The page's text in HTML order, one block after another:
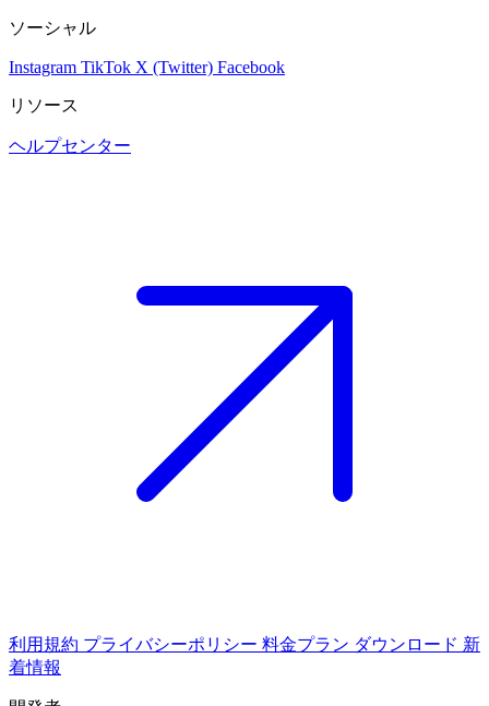
ソーシャル
Instagram TikTok X (Twitter) Facebook
リソース
ヘルプセンター
利用規約 プライバシーポリシー 料金プラン ダウンロード 新
着情報